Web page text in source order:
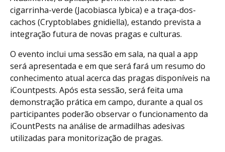
cigarrinha-verde (Jacobiasca lybica) e a traça-dos-
cachos (Cryptoblabes gnidiella), estando prevista a
integração futura de novas pragas e culturas.
O evento inclui uma sessão em sala, na qual a app
será apresentada e em que será fará um resumo do
conhecimento atual acerca das pragas disponíveis na
iCountpests. Após esta sessão, será feita uma
demonstração prática em campo, durante a qual os
participantes poderão observar o funcionamento da
iCountPests na análise de armadilhas adesivas
utilizadas para monitorização de pragas.